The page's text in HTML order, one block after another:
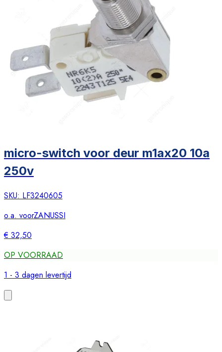
micro-switch voor deur m1ax20 10a
250v
SKU: LF3240605
o.a. voorZANUSSI
€ 32,50
OP VOORRAAD
1 - 3 dagen levertijd